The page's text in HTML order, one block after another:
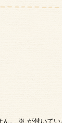
。 ※ が付いて